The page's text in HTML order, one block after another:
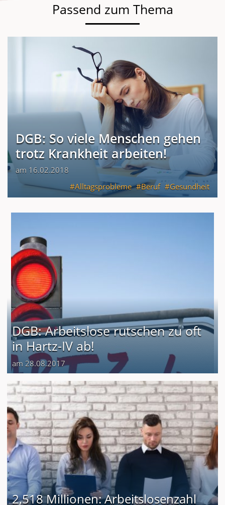
Passend zum Thema
DGB: So viele Menschen gehen
trotz Krankheit arbeiten!
am 16.02.2018
Alltagsprobleme
Beruf Gesundheit
DGB: Arbeitslose rutschen zu oft
in Hartz-IV ab!
am 28.08.2017
2,518 Millionen: Arbeitslosenzahl